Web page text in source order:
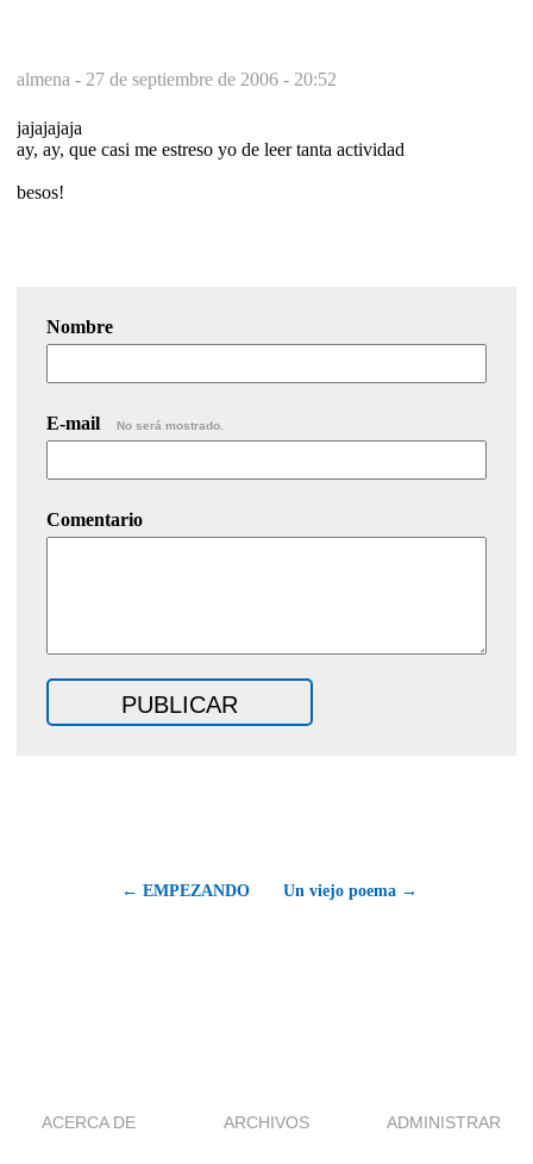
almena - 27 de septiembre de 2006 - 20:52
jajajajaja
ay, ay, que casi me estreso yo de leer tanta actividad
besos!
Nombre
E-mail No será mostrado.
Comentario
← EMPEZANDO Un viejo poema →
ACERCA DE ARCHIVOS ADMINISTRAR